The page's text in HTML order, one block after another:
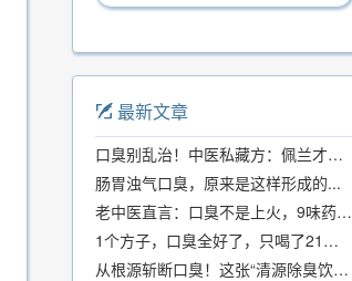
最新文章
口臭别乱治！中医私藏方：佩兰才是口气克星，喝一周就清爽
肠胃浊气口臭，原来是这样形成的...
老中医直言：口臭不是上火，9味药食同源方，21天根除不反复
1个方子，口臭全好了，只喝了21天！
从根源斩断口臭！这张“清源除臭饮”方子，我用了几十年，效果真不错